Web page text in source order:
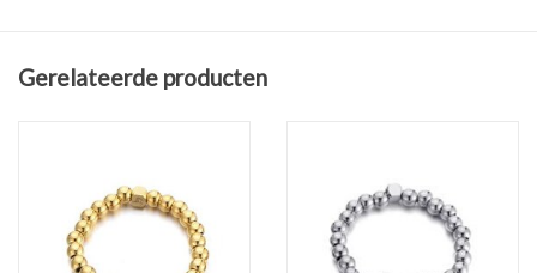
* Kleur: Goud | Wit
Gerelateerde producten